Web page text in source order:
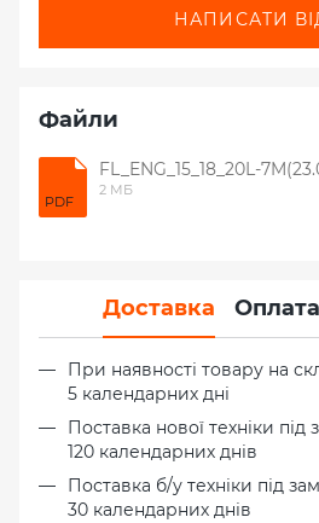
НАПИСАТИ
Файли
PDF
FL_ENG_15_18_20L-
2 МБ
Доставка Оплата
При наявності товару на
5 календарних дні
Поставка нової техніки
120 календарних днів
Поставка б/у техніки під
30 календарних днів